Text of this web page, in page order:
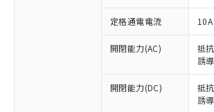
定格通電電流 10A
開閉能力(AC)
抵
誘
開閉能力(DC)
抵
誘
ご利用条件
対応済み：EU RoHS指令（10
非含有に対応した製品が提供可能
対応予定：EU RoHS指令（10物
有に対応した製品に切り替える予
対応予定なし：EU RoHS指令（